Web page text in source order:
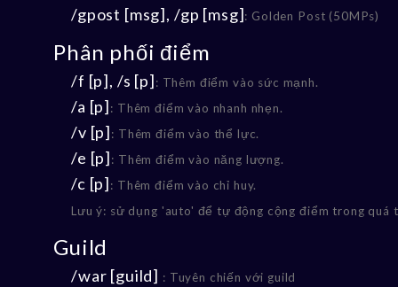
/gpost [msg], /gp [msg]: Golden Post (50MPs)
Phân phối điểm
/f [p], /s [p]: Thêm điểm vào sức mạnh.
/a [p]: Thêm điểm vào nhanh nhẹn.
/v [p]: Thêm điểm vào thể lực.
/e [p]: Thêm điểm vào năng lượng.
/c [p]: Thêm điểm vào chỉ huy.
Lưu ý: sử dụng 'auto' để tự động cộng điểm trong
Guild
/war [guild] : Tuyên chiến với guild